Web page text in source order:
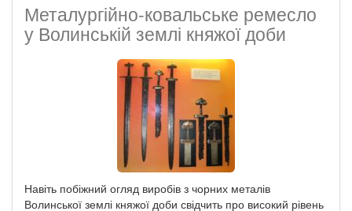
Металургійно-ковальське ремесло
у Волинській землі княжої доби
Навіть побіжний огляд виробів з чорних металів
Волинської землі княжої доби свідчить про високий рівень